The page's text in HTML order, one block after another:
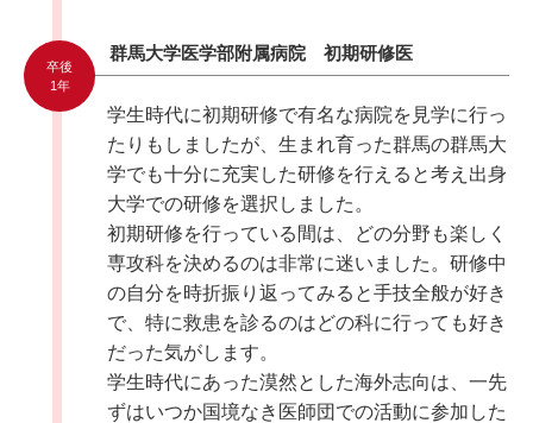
卒後
1年
群馬大学医学部附属病院 初期研修医
学生時代に初期研修で有名な病院を見学に行っ
たりもしましたが、生まれ育った群馬の群馬大
学でも十分に充実した研修を行えると考え出身
大学での研修を選択しました。
初期研修を行っている間は、どの分野も楽しく
専攻科を決めるのは非常に迷いました。研修中
の自分を時折振り返ってみると手技全般が好き
で、特に救患を診るのはどの科に行っても好き
だった気がします。
学生時代にあった漠然とした海外志向は、一先
ずはいつか国境なき医師団での活動に参加した